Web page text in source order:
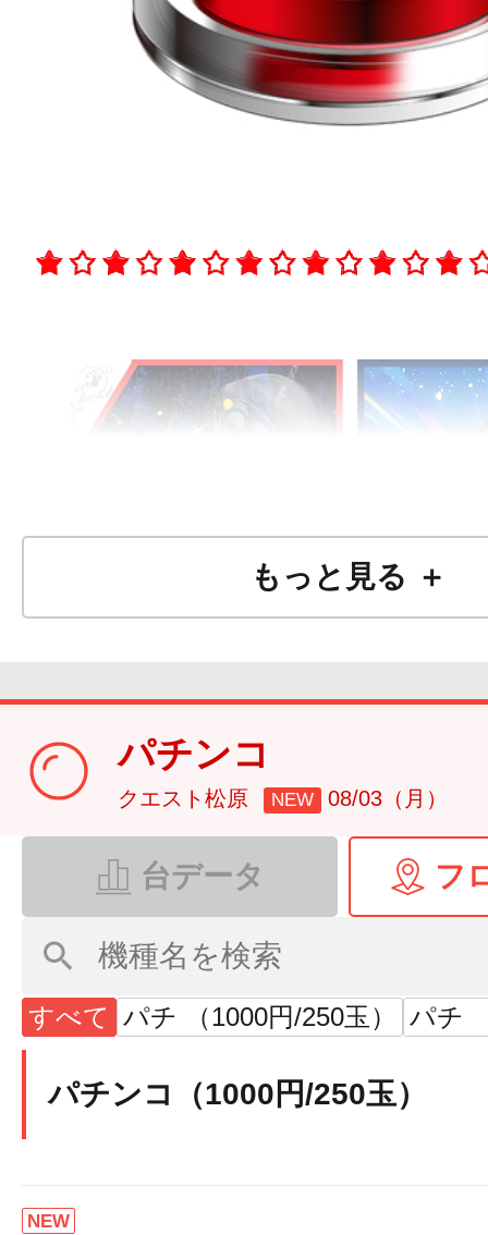
もっと見る ＋
パチンコ
クエスト松原 NEW 08/03（月）
台データ フ
すべて パチ （1000円/250玉） パチ
パチンコ（1000円/250玉）
NEW